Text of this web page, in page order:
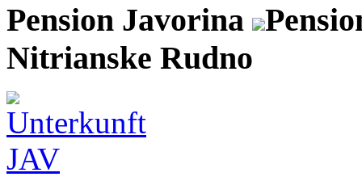
Pension Javorina
Nitrianske Rudno